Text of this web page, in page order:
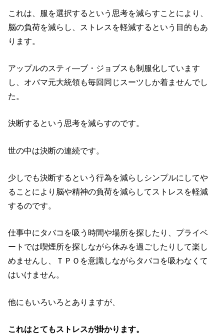
これは、服を選択するという思考を減らすことにより、
脳の負荷を減らし、ストレスを軽減するという目的もあ
ります。
アップルのスティ―ブ・ジョブスも制服化しています
し、オバマ元大統領も毎回同じスーツしか着ませんでし
た。
決断するという思考を減らすのです。
世の中は決断の連続です。
少しでも決断するという行為を減らしシンプルにしてや
ることにより脳や精神の負荷を減らしてストレスを軽減
するのです。
仕事中にタバコを吸う時間や場所を探したり、プライベ
ートでは喫煙所を探しながら休みを過ごしたりして楽し
めませんし、ＴＰＯを意識しながらタバコを吸わなくて
はいけません。
他にもいろいろとありますが、
これはとてもストレスが掛かります。